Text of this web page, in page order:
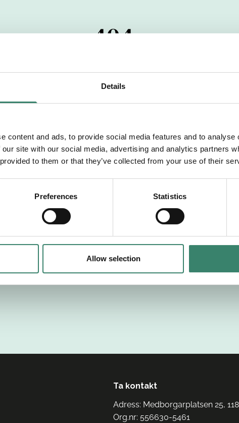
Details
content and ads, to provide social media features and to
site with our social media, advertising and analytics partners
to them or that they’ve collected from your use of their
Preferences Statistics
Allow selection
404
har passerats. Vi uppskattar verkligen ditt
dig med mer information om våra aktuella uppdrag.
Tillbaka till Sverek
Ta kontakt
Adress: Medborgarplatsen 25,
Org.nr: 556630-5461